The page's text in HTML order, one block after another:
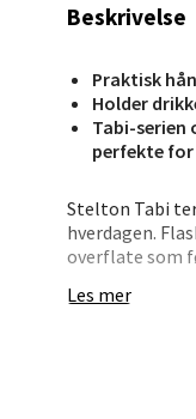
Beskrivelse
Praktisk
Holder
Tabi-serien
perfekte
Stelton Tabi
hverdagen.
overflate som
Med en
Les mer